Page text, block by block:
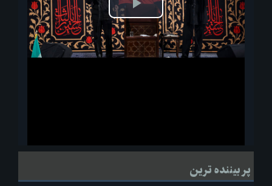
پخش
ویدیو
لحظاتی از قرائت زیارت اربعین امام حسین(ع) در مراسم عزاداری هیئات
پر بیننده ترین